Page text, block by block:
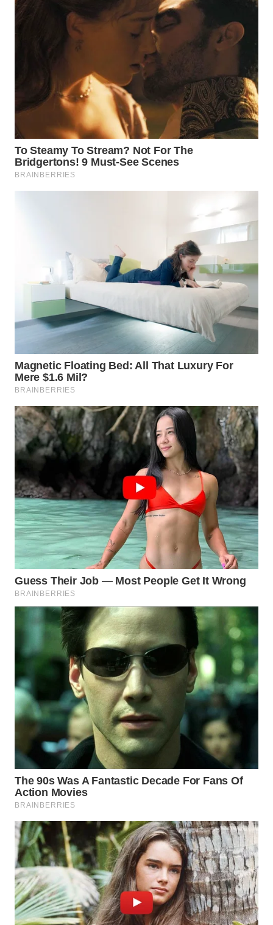
Wahana
NEWS
WAHANA
ADVOKAT
KONSUMEN
WAHANA
LISTRIK
TRAVEL
WAHANA
TV
WAHANANEWS
ID
WAHANANEWS
CO ID
WAHANANEWS
NET
WAHANA
SPORT
WAHANA
SELEB
WAHANA
PERSONA
WAHANA
OTOMOTIF
WAHANA
WAHANA
DESA
WISATA
LAPAK
WAHANA